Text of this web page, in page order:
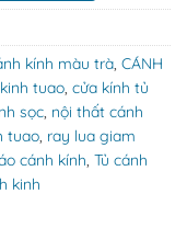
kính màu trà, CÁNH
tuao, cửa kính tủ
sọc, nội thất cánh
tuao, ray lua giam
cánh kính, Tủ cánh
kinh